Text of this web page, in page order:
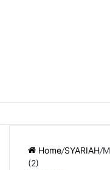
Home/SYARIAH/
(2)